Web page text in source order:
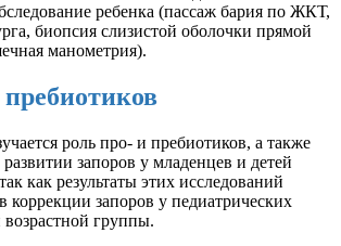
ребенка (пассаж бария по ЖКТ,
биопсия слизистой оболочки прямой
манометрия).
пребиотиков
роль про- и пребиотиков, а также
запоров у младенцев и детей
как результаты этих исследований
коррекции запоров у педиатрических
группы.